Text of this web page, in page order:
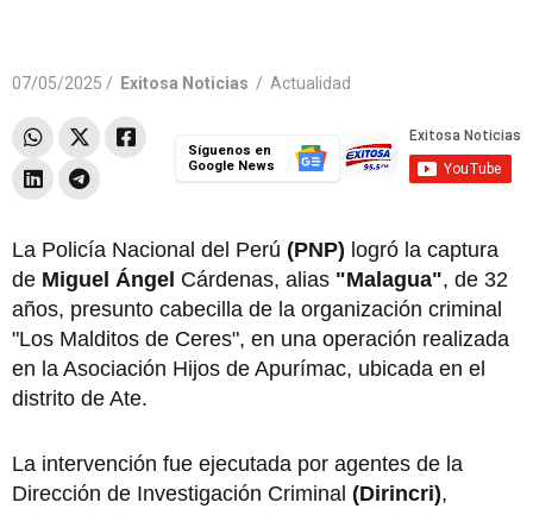
07/05/2025 / Exitosa Noticias / Actualidad
Síguenos en
Google News
La Policía Nacional del Perú (PNP) logró la captura
de Miguel Ángel Cárdenas, alias "Malagua", de 32
años, presunto cabecilla de la organización criminal
"Los Malditos de Ceres", en una operación realizada
en la Asociación Hijos de Apurímac, ubicada en el
distrito de Ate.
La intervención fue ejecutada por agentes de la
Dirección de Investigación Criminal (Dirincri),